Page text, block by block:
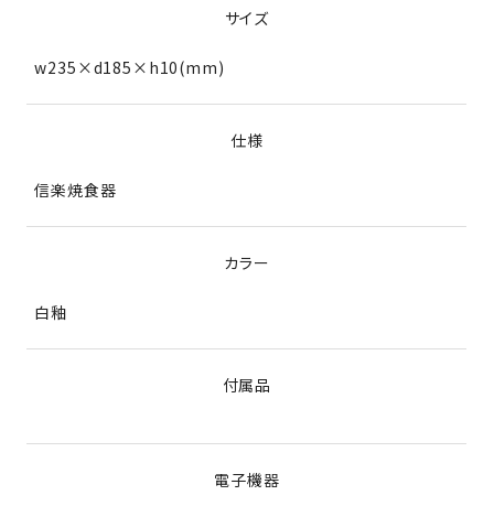
サイズ
w235×d185×h10(mm)
仕様
信楽焼食器
カラー
白釉
付属品
電子機器